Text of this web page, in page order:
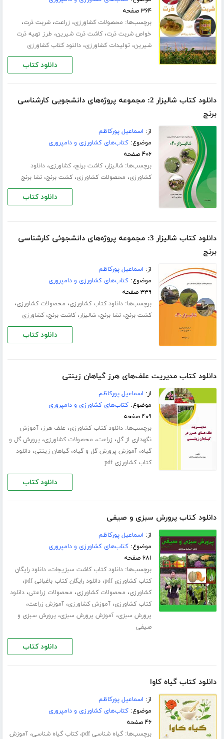
۳۶۴ صفحه
برچسب‌ها: محصولات کشاورزی، زراعت،شربت ذرت،
خواص شربت ذرت،کاشت ذرت شیرین، طرز تهیه ذرت
شیرین، تولیدات کشاورزی،دالنود کتاب کشاورزی
دانلود کتاب
دانلود کتاب شالیزار 2: مجموعه پروژه‌های دانشجویی کارشناسی
برنج
از: اسماعیل پورکاظم
موضوع:کتاب‌های کشاورزی و دامپروری
۴۰۶ صفحه
برچسب‌ها:شالیزار،کاشت برنج،کشاورزی،دانلود
کشاورزی، محصولات کشاورزی،کشت برنج،نشا برنج
دانلود کتاب
دانلود کتاب شالیزار 3: مجموعه پروژه‌های دانشجوئی کارشناسی
برنج
از: اسماعیل پورکاظم
موضوع:کتاب‌های کشاورزی و دامپروری
۳۳۹ صفحه
برچسب‌ها:دانلود کتاب کشاورزی، محصولات کشاورزی،
کشت برنج،نشا برنج،شالیزار،کاشت برنج،کشاورزی
دانلود کتاب
دانلود کتاب مدیریت علف‌های هرز گیاهان زینتی
از: اسماعیل پورکاظم
موضوع:کتاب‌های کشاورزی و دامپروری
۴۰۹ صفحه
برچسب‌ها:دانلود کتاب کشاورزی، علف هرز،آموزش
نگهداری از گل، زراعت، محصولات کشاورزی، پرورش گل و
گیاه،آموزش پرورش گل و گیاه،گیاهان زینتی،دانلود
کتاب کشاورزی pdf
دانلود کتاب
دانلود کتاب پرورش سبزی و صیفی
از: اسماعیل پورکاظم
موضوع:کتاب‌های کشاورزی و دامپروری
۶۸۱ صفحه
برچسب‌ها:دانلود کتاب کاشت سبزیجات،دانلود رایگان
کتاب کشاورزی pdf
،دانلود رایگان کتاب باغبانی pdf ،
کشاورزی، محصولات کشاورزی، محصولات زراعتی،دانلود
کتاب کشاورزی،آموزش کشاورزی،آموزش زراعت،
پرورش سبزی،آموزش پرورش سبزی، پرورش سبزی و
صیفی
دانلود کتاب
دانلود کتاب گیاه کاوا
از: اسماعیل پورکاظم
موضوع:کتاب‌های کشاورزی و دامپروری
۴۶ صفحه
برچسب‌ها:گیاه شناسی pdf ،کتاب گیاه شناسی،آموزش